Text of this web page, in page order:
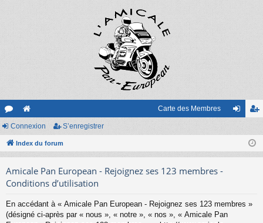
or
u
s
e
sit
Carte des Membres
nr
Connexion S’enregistrer
Index du forum
Amicale Pan European - Rejoignez ses 123 membres -
Conditions d’utilisation
En accédant à « Amicale Pan European - Rejoignez ses 123 membres »
(désigné ci-après par « nous », « notre », « nos », « Amicale Pan